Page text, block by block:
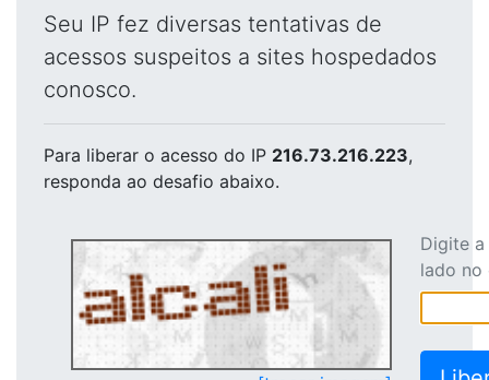
Seu IP fez diversas tentativas de
acessos suspeitos a sites hospedados
conosco.
Para liberar o acesso do IP 216.73.216.223,
responda ao desafio abaixo.
Digite
lado no